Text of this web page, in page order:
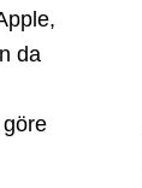
da
göre